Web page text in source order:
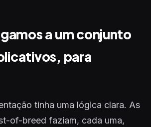
a um conjunto
para
tinha uma lógica clara. As
of-breed faziam, cada uma,